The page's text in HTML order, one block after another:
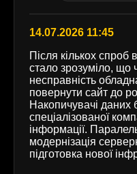
14.07.2026 11:45
Після кількох спроб
стало зрозуміло, що
несправність
повернути сайт до
Накопичувачі даних
спеціалізованої
інформації.
модернізація
підготовка нової